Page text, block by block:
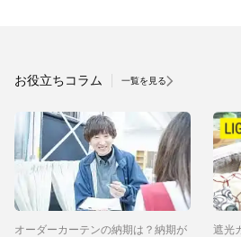
お役立ちコラム 一覧を見る
オーダーカーテンの納期は？納期が
遮光